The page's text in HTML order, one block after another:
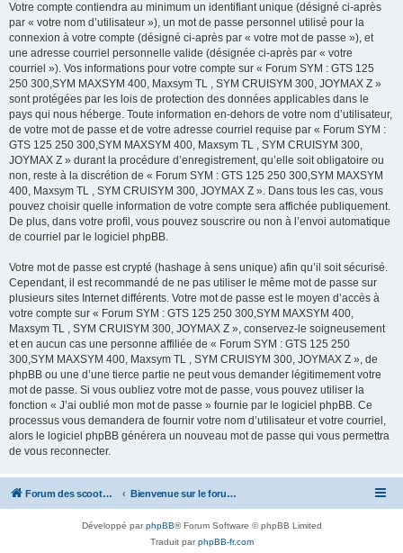
Votre compte contiendra au minimum un identifiant unique (désigné ci-après
par « votre nom d’utilisateur »), un mot de passe personnel utilisé pour la
connexion à votre compte (désigné ci-après par « votre mot de passe »), et
une adresse courriel personnelle valide (désignée ci-après par « votre
courriel »). Vos informations pour votre compte sur « Forum SYM : GTS 125
250 300,SYM MAXSYM 400, Maxsym TL , SYM CRUISYM 300, JOYMAX Z »
sont protégées par les lois de protection des données applicables dans le
pays qui nous héberge. Toute information en-dehors de votre nom d’utilisateur,
de votre mot de passe et de votre adresse courriel requise par « Forum SYM :
GTS 125 250 300,SYM MAXSYM 400, Maxsym TL , SYM CRUISYM 300,
JOYMAX Z » durant la procédure d’enregistrement, qu’elle soit obligatoire ou
non, reste à la discrétion de « Forum SYM : GTS 125 250 300,SYM MAXSYM
400, Maxsym TL , SYM CRUISYM 300, JOYMAX Z ». Dans tous les cas, vous
pouvez choisir quelle information de votre compte sera affichée publiquement.
De plus, dans votre profil, vous pouvez souscrire ou non à l’envoi automatique
de courriel par le logiciel phpBB.
Votre mot de passe est crypté (hashage à sens unique) afin qu’il soit sécurisé.
Cependant, il est recommandé de ne pas utiliser le même mot de passe sur
plusieurs sites Internet différents. Votre mot de passe est le moyen d’accès à
votre compte sur « Forum SYM : GTS 125 250 300,SYM MAXSYM 400,
Maxsym TL , SYM CRUISYM 300, JOYMAX Z », conservez-le soigneusement
et en aucun cas une personne affiliée de « Forum SYM : GTS 125 250
300,SYM MAXSYM 400, Maxsym TL , SYM CRUISYM 300, JOYMAX Z », de
phpBB ou une d’une tierce partie ne peut vous demander légitimement votre
mot de passe. Si vous oubliez votre mot de passe, vous pouvez utiliser la
fonction « J’ai oublié mon mot de passe » fournie par le logiciel phpBB. Ce
processus vous demandera de fournir votre nom d’utilisateur et votre courriel,
alors le logiciel phpBB générera un nouveau mot de passe qui vous permettra
de vous reconnecter.
Forum des scooters SYM - GTS -MAXSYM - CRUISYM - JOYMAX - Maxsym TL Bienvenue sur le forum des scooters de la gamme SYM
Développé parphpBB® Forum Software © phpBB Limited
Traduit parphpBB-fr.com